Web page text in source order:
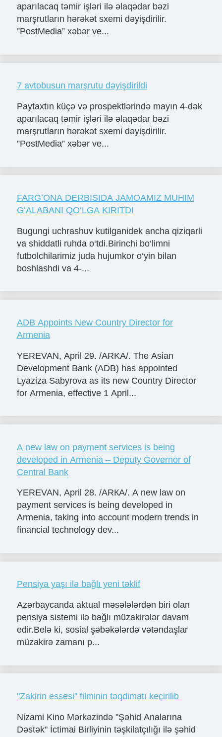
aparılacaq təmir işləri ilə əlaqədar bəzi
marşrutların hərəkət sxemi dəyişdirilir.
”PostMedia” xəbər ve...
7 avtobusun marşrutu dəyişdirildi
Paytaxtın küçə və prospektlərində mayın 4-dək
aparılacaq təmir işləri ilə əlaqədar bəzi
marşrutların hərəkət sxemi dəyişdirilir.
”PostMedia” xəbər ve...
FARGʻONA DERBISIDA JAMOAMIZ MUHIM
GʻALABANI QO‘LGA KIRITDI
Bugungi uchrashuv kutilganidek ancha qiziqarli
va shiddatli ruhda o‘tdi.Birinchi bo‘limni
futbolchilarimiz juda hujumkor o‘yin bilan
boshlashdi va 4-...
ADB Appoints New Country Director for
Armenia
YEREVAN, April 29. /ARKA/. The Asian
Development Bank (ADB) has appointed
Lyaziza Sabyrova as its new Country Director
for Armenia, effective 1 April...
A new law on payment services is being
developed in Armenia – Deputy Governor of
Central Bank
YEREVAN, April 28. /ARКА/. A new law on
payment services is being developed in
Armenia, taking into account modern trends in
financial technology dev...
Pensiya yaşı ilə bağlı yeni təklif
Azərbaycanda aktual məsələlərdən biri olan
pensiya sistemi ilə bağlı müzakirələr davam
edir.Belə ki, sosial şəbəkələrdə vətəndaşlar
müzakirə zamanı p...
"Zakirin essesi" filminin təqdimatı keçirilib
Nizami Kino Mərkəzində "Şəhid Analarına
Dəstək" İctimai Birliyinin təşkilatçılığı ilə şəhid